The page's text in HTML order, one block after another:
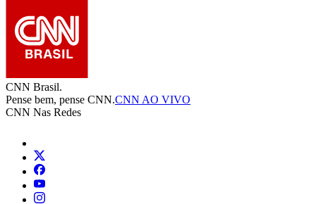
CNN Brasil.
Pense bem, pense CNN.CNN AO VIVO
CNN Nas Redes